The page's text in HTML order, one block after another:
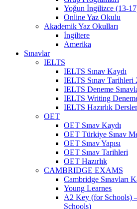
Yoğun İngilizce (13-
Online Yaz Okulu
Akademik Yaz Okulları
İngiltere
Amerika
Sınavlar
IELTS
IELTS Sınav Kaydı
IELTS Sınav Tarihleri
IELTS Deneme
IELTS Writing
IELTS Hazırlık
OET
OET Sınav Kaydı
OET Türkiye Sınav
OET Sınav Yapısı
OET Sınav Tarihleri
OET Hazırlık
CAMBRIDGE EXAMS
Cambridge Sınavları
Young Learnes
A2 Key (for Schools)
Schools)